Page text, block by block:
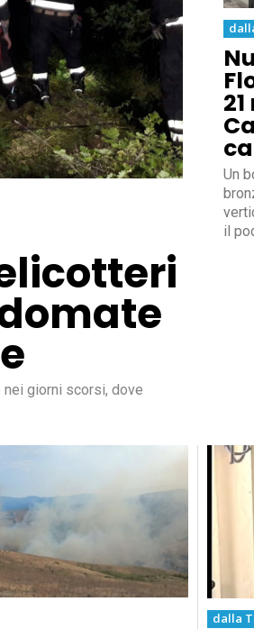
giorni scorsi, dove
Un
il
dalla